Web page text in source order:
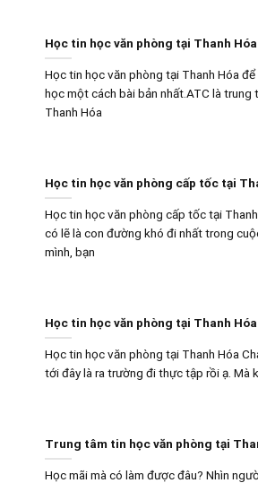
Học tin học văn phòng tại Thanh Hóa
Học tin học văn phòng tại Thanh Hóa
học một cách bài bản nhất.ATC là
Thanh Hóa
Học tin học văn phòng cấp tốc tại
Học tin học văn phòng cấp tốc tại
có lẽ là con đường khó đi nhất trong
mình, bạn
Học tin học văn phòng tại Thanh Hóa
Học tin học văn phòng tại Thanh Hóa
tới đây là ra trường đi thực tập rồi ạ. Mà
Trung tâm tin học văn phòng tại
Học mãi mà có làm được đâu? Nhìn